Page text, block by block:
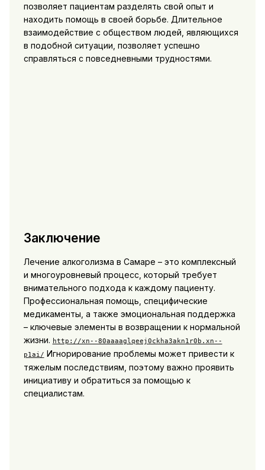
позволяет пациентам разделять свой опыт и
находить помощь в своей борьбе. Длительное
взаимодействие с обществом людей, являющихся
в подобной ситуации, позволяет успешно
справляться с повседневными трудностями.
Заключение
Лечение алкоголизма в Самаре – это комплексный
и многоуровневый процесс, который требует
внимательного подхода к каждому пациенту.
Профессиональная помощь, специфические
медикаменты, а также эмоциональная поддержка
– ключевые элементы в возвращении к нормальной
жизни. http://xn--80aaaaglqeej0ckha3akn1r0b.xn--
p1ai/ Игнорирование проблемы может привести к
тяжелым последствиям, поэтому важно проявить
инициативу и обратиться за помощью к
специалистам.